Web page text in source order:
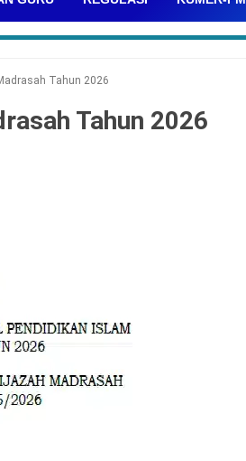
Tahun 2026
Tahun 2026